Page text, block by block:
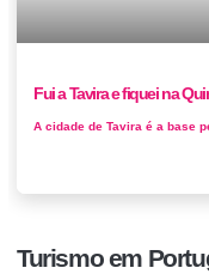
Fui a Tavira e fiquei na
Turismo em